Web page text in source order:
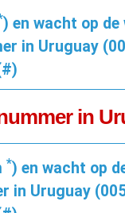
) en wacht op
in Uruguay
in
*) en wacht op
in Uruguay